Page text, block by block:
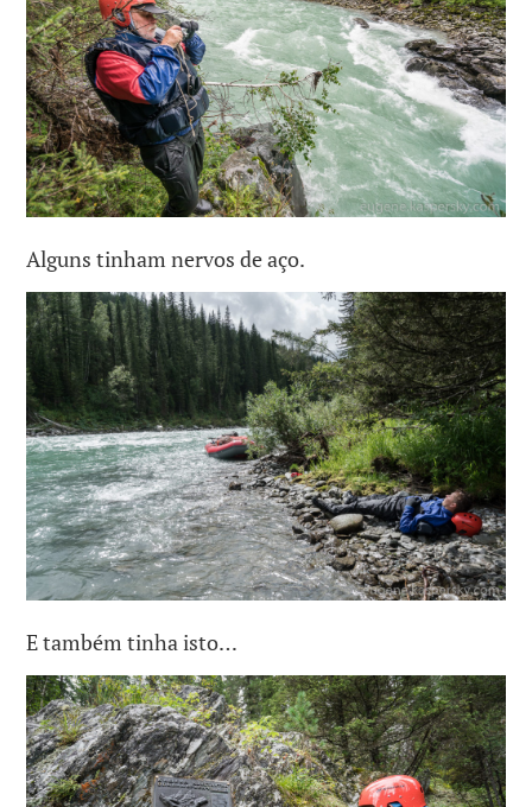
Alguns tinham nervos de aço.
E também tinha isto…